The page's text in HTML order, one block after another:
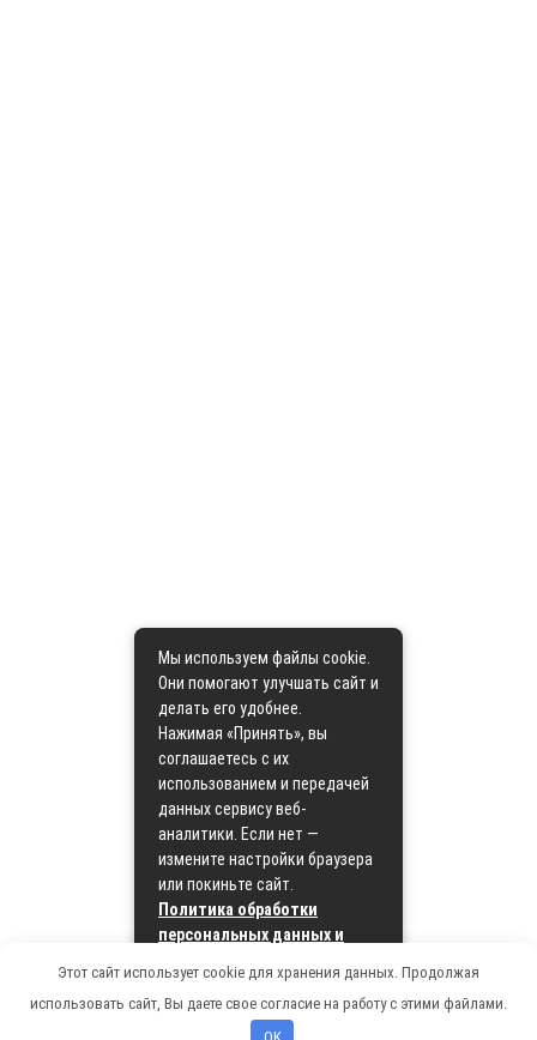
Мы используем файлы cookie.
Они помогают улучшать сайт и
делать его удобнее.
Нажимая «Принять», вы
соглашаетесь с их
использованием и передачей
данных сервису веб-
аналитики. Если нет —
измените настройки браузера
или покиньте сайт.
Политика обработки
персональных данных и
Принять
Этот сайт использует cookie для хранения данных. Продолжая
использовать сайт, Вы даете свое согласие на работу с этими файлами.